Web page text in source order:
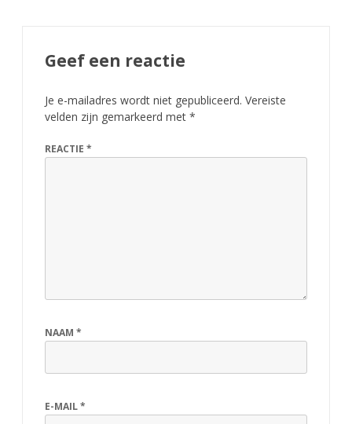
Geef een reactie
Je e-mailadres wordt niet gepubliceerd. Vereiste
velden zijn gemarkeerd met *
REACTIE *
NAAM *
E-MAIL*